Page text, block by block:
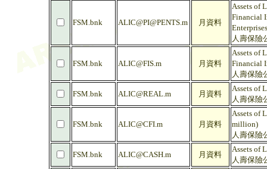
FSM.bnk ALIC@PI@PENTS.m 月資料
Assets of
Financial
人壽保險
FSM.bnk ALIC@FIS.m 月資料
Assets of
Financial
人壽保險
FSM.bnk ALIC@REAL.m 月資料
Assets of
人壽保險
FSM.bnk ALIC@CFI.m 月資料
Assets of
million)
人壽保險
FSM.bnk ALIC@CASH.m 月資料
Assets of
人壽保險